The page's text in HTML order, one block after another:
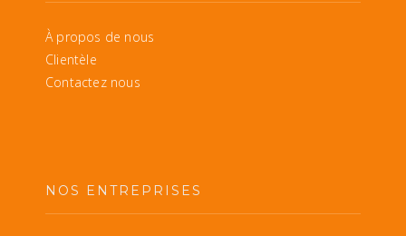
À propos de nous
Clientèle
Contactez nous
NOS ENTREPRISES